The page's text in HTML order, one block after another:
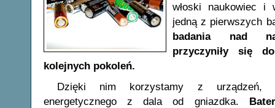
włoski naukowiec i
jedną z pierwszych
badania nad
przyczyniły się
kolejnych pokoleń.
Dzięki nim korzystamy z urządzeń,
energetycznego z dala od gniazdka.